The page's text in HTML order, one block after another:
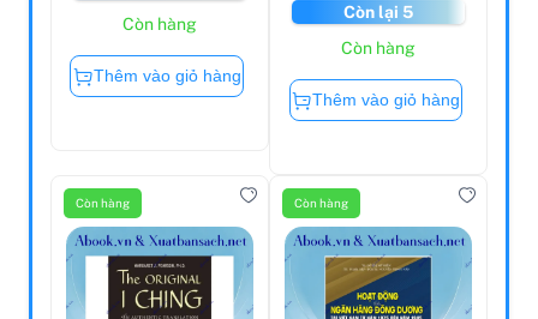
Còn hàng
Thêm vào giỏ hàng
Còn lại 5
Còn hàng
Thêm vào giỏ hàng
Còn hàng Còn hàng